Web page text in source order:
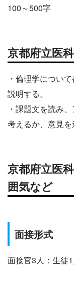
100～500字
京都府立医
・倫理学につい
説明する。
・課題文を読み
考えるか、意見を
京都府立医
囲気など
面接形式
面接官3人：生徒